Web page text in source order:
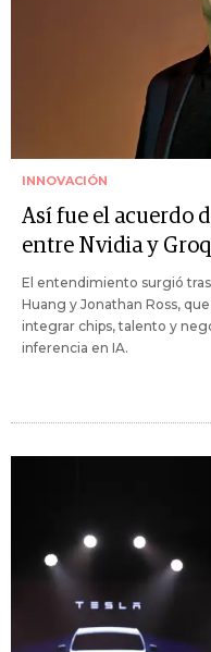
INNOVACIÓN
Así fue el acuerdo
entre Nvidia y
El entendimiento surgió
Huang y Jonathan Ross,
integrar chips, talento y
inferencia en IA.